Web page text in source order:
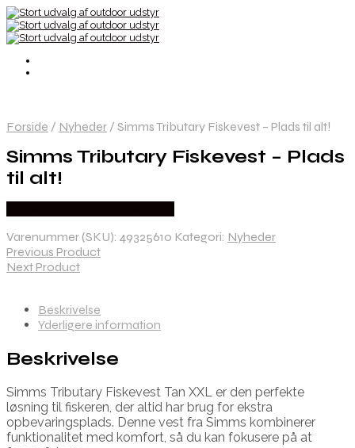
Forside / Nyheder / Simms Tributary Fiskevest – Plads til alt!
Simms Tributary Fiskevest – Plads
til alt!
Varenummer (SKU): 49325610 Kategori: Nyheder
Previous Product
Next Product
Beskrivelse
Yderligere information
Beskrivelse
Simms Tributary Fiskevest Tan XXL er den perfekte
løsning til fiskeren, der altid har brug for ekstra
opbevaringsplads. Denne vest fra Simms kombinerer
funktionalitet med komfort, så du kan fokusere på at